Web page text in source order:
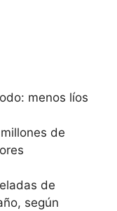
menos líos
de
de
según